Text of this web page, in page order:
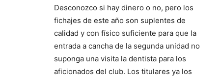
Desconozco si hay dinero o no, pero los
fichajes de este año son suplentes de
calidad y con físico suficiente para que la
entrada a cancha de la segunda unidad no
suponga una visita la dentista para los
aficionados del club. Los titulares ya los